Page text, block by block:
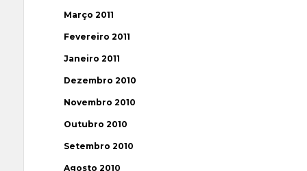
Março 2011
Fevereiro 2011
Janeiro 2011
Dezembro 2010
Novembro 2010
Outubro 2010
Setembro 2010
Agosto 2010